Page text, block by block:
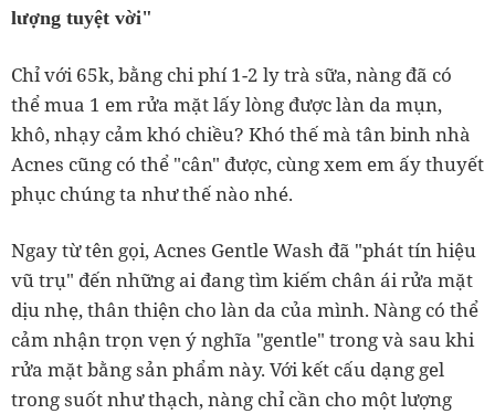
lượng tuyệt vời"
Chỉ với 65k, bằng chi phí 1-2 ly trà sữa, nàng đã có
thể mua 1 em rửa mặt lấy lòng được làn da mụn,
khô, nhạy cảm khó chiều? Khó thế mà tân binh nhà
Acnes cũng có thể "cân" được, cùng xem em ấy thuyết
phục chúng ta như thế nào nhé.
Ngay từ tên gọi, Acnes Gentle Wash đã "phát tín hiệu
vũ trụ" đến những ai đang tìm kiếm chân ái rửa mặt
dịu nhẹ, thân thiện cho làn da của mình. Nàng có thể
cảm nhận trọn vẹn ý nghĩa "gentle" trong và sau khi
rửa mặt bằng sản phẩm này. Với kết cấu dạng gel
trong suốt như thạch, nàng chỉ cần cho một lượng